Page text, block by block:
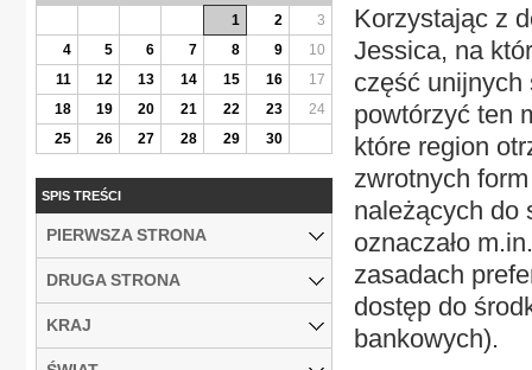
Korzystając z
Jessica, na
część unijnych
powtórzyć ten
które region
zwrotnych
należących do
oznaczało
zasadach
dostęp do
bankowych).
1
2
3
4
5 6 7 8 9
10
11
12 13 14 15 16
17
18
19 20 21 22 23
24
25
26 27 28 29 30
SPIS TREŚCI
PIERWSZA STRONA
DRUGA STRONA
KRAJ